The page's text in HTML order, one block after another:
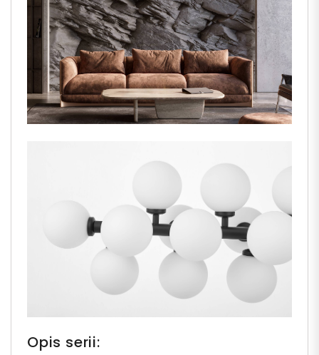
Opis serii: